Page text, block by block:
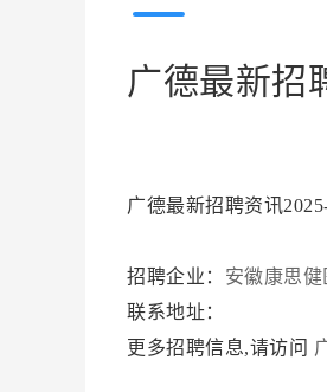
广德最新招
广德最新招聘资讯
招聘企业： 安徽康思
联系地址：
更多招聘信息,请访问